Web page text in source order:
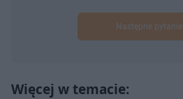
Następne pytanie